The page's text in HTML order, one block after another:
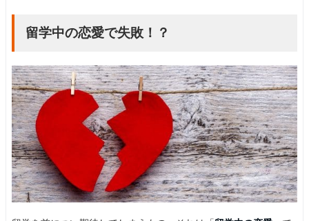
留学中の恋愛で失敗！？